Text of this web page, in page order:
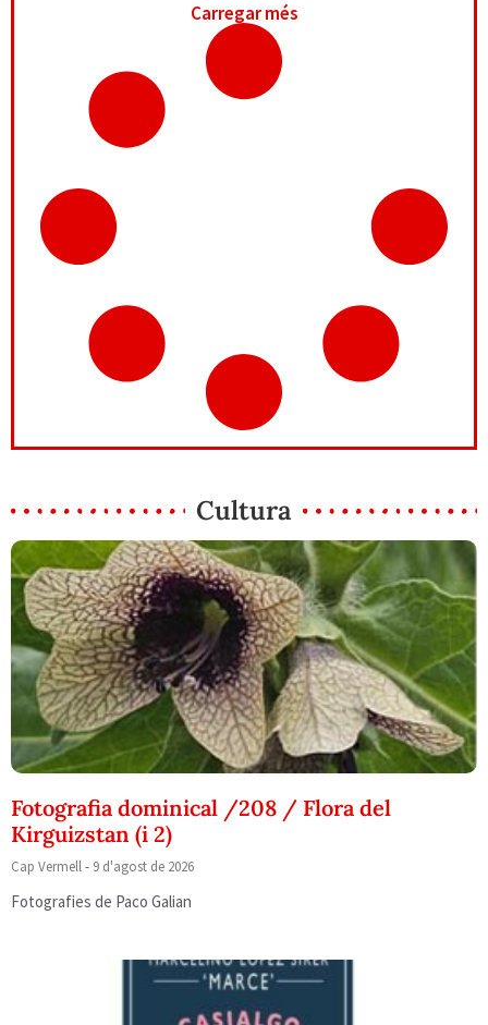
Carregar més
Cultura
Fotografia dominical /208 / Flora del
Kirguizstan (i 2)
Cap Vermell 9 d'agost de 2026
Fotografies de Paco Galian